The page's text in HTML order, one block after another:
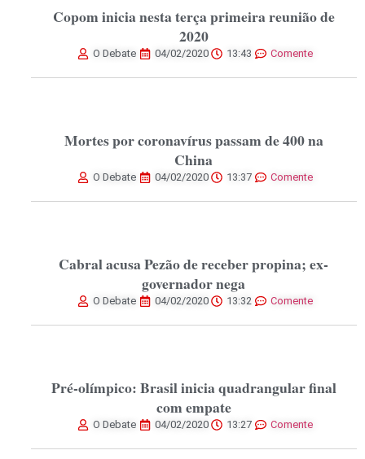
Copom inicia nesta terça primeira reunião de
2020
O Debate 04/02/2020 13:43 Comente
Mortes por coronavírus passam de 400 na
China
O Debate 04/02/2020 13:37 Comente
Cabral acusa Pezão de receber propina; ex-
governador nega
O Debate 04/02/2020 13:32 Comente
Pré-olímpico: Brasil inicia quadrangular final
com empate
O Debate 04/02/2020 13:27 Comente